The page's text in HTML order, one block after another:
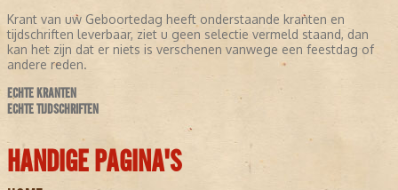
Krant van uw Geboortedag heeft onderstaande kranten en
tijdschriften leverbaar, ziet u geen selectie vermeld staand, dan
kan het zijn dat er niets is verschenen vanwege een feestdag of
andere reden.
ECHTE KRANTEN
ECHTE TIJDSCHRIFTEN
HANDIGE PAGINA'S